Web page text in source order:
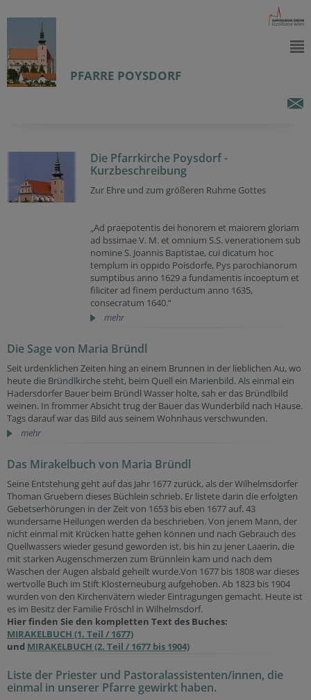
PFARRE POYSDORF
Die Pfarrkirche Poysdorf -
Kurzbeschreibung
Zur Ehre und zum größeren Ruhme Gottes
„Ad praepotentis dei honorem et maiorem gloriam
ad bssimae V. M. et omnium S.S. venerationem sub
nomine S. Joannis Baptistae, cui dicatum hoc
templum in oppido Poisdorfe, Pys parochianorum
sumptibus anno 1629 a fundamentis incoeptum et
filiciter ad finem perductum anno 1635,
consecratum 1640.“
mehr
Die Sage von Maria Bründl
Seit urdenklichen Zeiten hing an einem Brunnen in der lieblichen Au, wo
heute die Bründlkirche steht, beim Quell ein Marienbild. Als einmal ein
Hadersdorfer Bauer beim Bründl Wasser holte, sah er das Bründlbild
weinen. In frommer Absicht trug der Bauer das Wunderbild nach Hause.
Tags darauf war das Bild aus seinem Wohnhaus verschwunden.
mehr
Das Mirakelbuch von Maria Bründl
Seine Entstehung geht auf das Jahr 1677 zurück, als der Wilhelmsdorfer
Thoman Gruebern dieses Büchlein schrieb. Er listete darin die erfolgten
Gebetserhörungen in der Zeit von 1653 bis eben 1677 auf. 43
wundersame Heilungen werden da beschrieben. Von jenem Mann, der
nicht einmal mit Krücken hatte gehen können und nach Gebrauch des
Quellwassers wieder gesund geworden ist, bis hin zu jener Laaerin, die
mit starken Augenschmerzen zum Brünnlein kam und nach dem
Waschen der Augen alsbald geheilt wurde.Von 1677 bis 1808 war dieses
wertvolle Buch im Stift Klosterneuburg aufgehoben. Ab 1823 bis 1904
wurden von den Kirchenvätern wieder Eintragungen gemacht. Heute ist
es im Besitz der Familie Fröschl in Wilhelmsdorf.
Hier finden Sie den kompletten Text des Buches:
MIRAKELBUCH (1. Teil / 1677)
und MIRAKELBUCH (2. Teil / 1677 bis 1904)
Liste der Priester und Pastoralassistenten/innen, die
einmal in unserer Pfarre gewirkt haben.